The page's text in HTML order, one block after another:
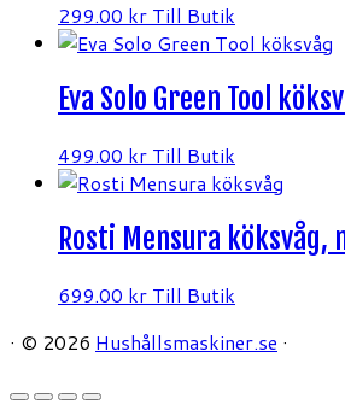
299.00 kr Till Butik
Eva Solo Green Tool
499.00 kr Till Butik
Rosti Mensura köksvåg,
699.00 kr Till Butik
· © 2026 Hushållsmaskiner.se ·